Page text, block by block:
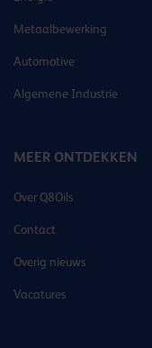
Metaalbewerking
Automotive
Algemene Industrie
MEER ONTDEKKEN
Over Q8Oils
Contact
Overig nieuws
Vacatures